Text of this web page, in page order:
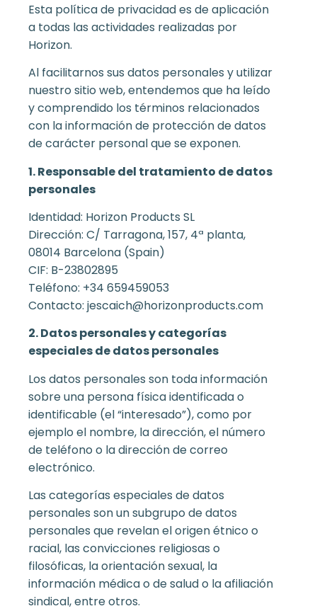
Esta política de privacidad es de aplicación
a todas las actividades realizadas por
Horizon.
Al facilitarnos sus datos personales y utilizar
nuestro sitio web, entendemos que ha leído
y comprendido los términos relacionados
con la información de protección de datos
de carácter personal que se exponen.
1. Responsable del tratamiento de datos
personales
Identidad: Horizon Products SL
Dirección: C/ Tarragona, 157, 4ª planta,
08014 Barcelona (Spain)
CIF: B-23802895
Teléfono: +34 659459053
Contacto: jescaich@horizonproducts.com
2. Datos personales y categorías
especiales de datos personales
Los datos personales son toda información
sobre una persona física identificada o
identificable (el “interesado”), como por
ejemplo el nombre, la dirección, el número
de teléfono o la dirección de correo
electrónico.
Las categorías especiales de datos
personales son un subgrupo de datos
personales que revelan el origen étnico o
racial, las convicciones religiosas o
filosóficas, la orientación sexual, la
información médica o de salud o la afiliación
sindical, entre otros.